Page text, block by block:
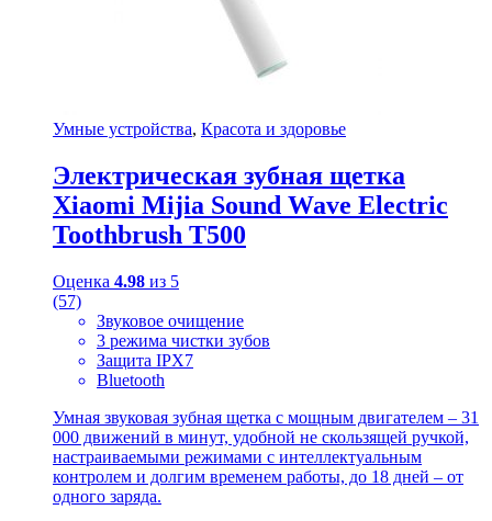
Умные устройства, Красота и здоровье
Электрическая зубная щетка
Xiaomi Mijia Sound Wave Electric
Toothbrush T500
Оценка 4.98 из 5
(57)
Звуковое очищение
3 режима чистки зубов
Защита IPX7
Bluetooth
Умная звуковая зубная щетка с мощным двигателем – 31
000 движений в минут, удобной не скользящей ручкой,
настраиваемыми режимами с интеллектуальным
контролем и долгим временем работы, до 18 дней – от
одного заряда.